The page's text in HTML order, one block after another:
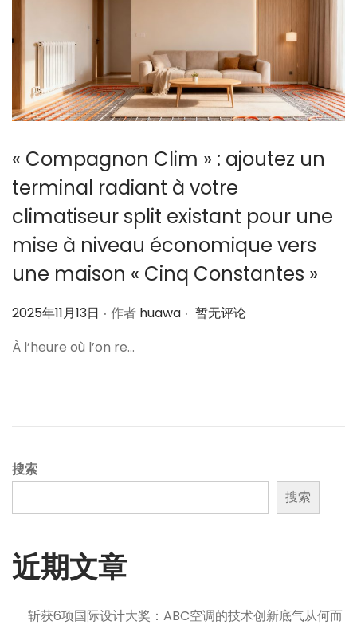
« Compagnon Clim » : ajoutez un
terminal radiant à votre
climatiseur split existant pour une
mise à niveau économique vers
une maison « Cinq Constantes »
作
2025年11月13日 . 作者 huawa . 暂无评论
À l’heure où l’on re…
搜索
搜索
近期文章
斩获6项国际设计大奖：ABC空调的技术创新底气从何而